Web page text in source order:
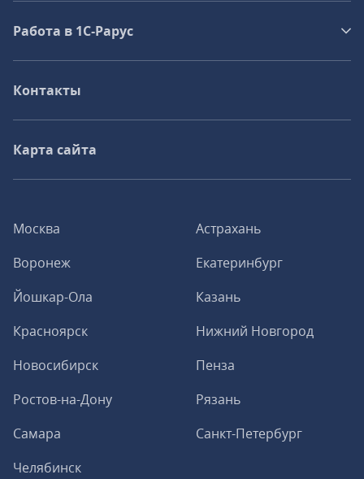
Москва
Астрахань
Воронеж
Екатеринбург
Йошкар-Ола
Казань
Красноярск
Нижний Новгород
Новосибирск
Пенза
Ростов-на-Дону
Рязань
Самара
Санкт-Петербург
Челябинск
Работа в 1С‑Рарус
Контакты
Карта сайта